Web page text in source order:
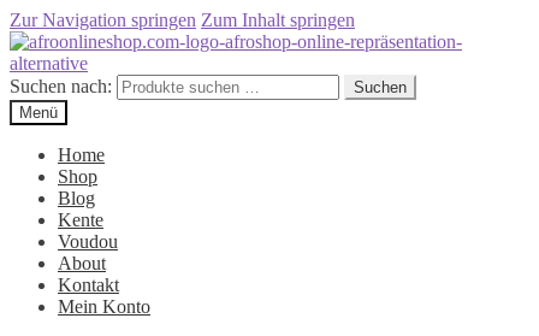
Zur Navigation springen Zum Inhalt springen
Suchen nach:
Suchen
Menü
Home
Shop
Blog
Kente
Voudou
About
Kontakt
Mein Konto